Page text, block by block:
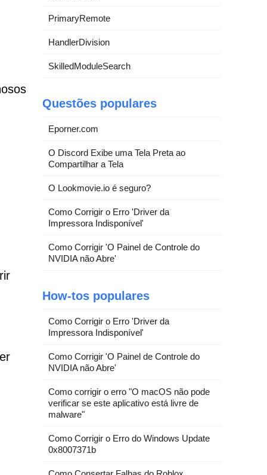
PrimaryRemote
HandlerDivision
SkilledModuleSearch
Questões populares
Eporner.com
O Discord Exibe uma Tela Preta ao
Compartilhar a Tela
O Lookmovie.io é seguro?
Como Corrigir o Erro 'Driver da
Impressora Indisponível'
Como Corrigir 'O Painel de Controle do
NVIDIA não Abre'
How-tos populares
Como Corrigir o Erro 'Driver da
Impressora Indisponível'
Como Corrigir 'O Painel de Controle do
NVIDIA não Abre'
Como corrigir o erro "O macOS não pode
verificar se este aplicativo está livre de
malware"
Como Corrigir o Erro do Windows Update
0x8007371b